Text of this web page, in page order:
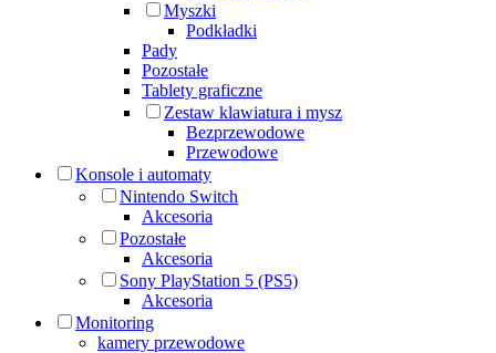
Myszki
Podkładki
Pady
Pozostałe
Tablety graficzne
Zestaw klawiatura i mysz
Bezprzewodowe
Przewodowe
Konsole i automaty
Nintendo Switch
Akcesoria
Pozostałe
Akcesoria
Sony PlayStation 5 (PS5)
Akcesoria
Monitoring
kamery przewodowe